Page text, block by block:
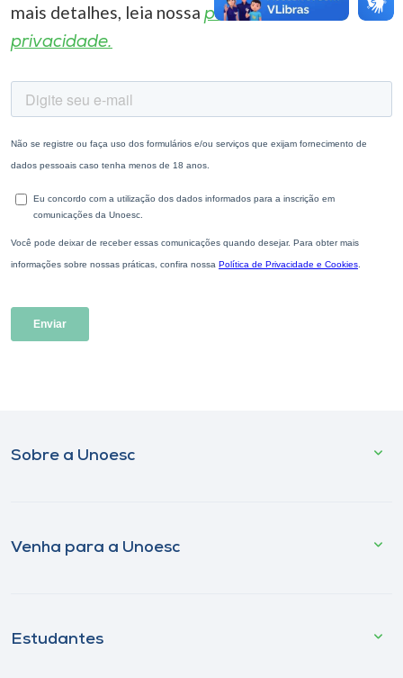
mais detalhes, leia nossa política de
privacidade.
Sobre a Unoesc
Venha para a Unoesc
Estudantes